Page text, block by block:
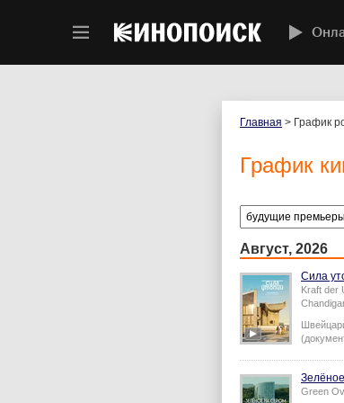
Главная > График
График
Август, 2026
Сила
Kraft der
Green